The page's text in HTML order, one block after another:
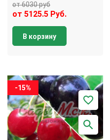
от 6030 руб
от 5125.5 Руб.
В корзину
-15%